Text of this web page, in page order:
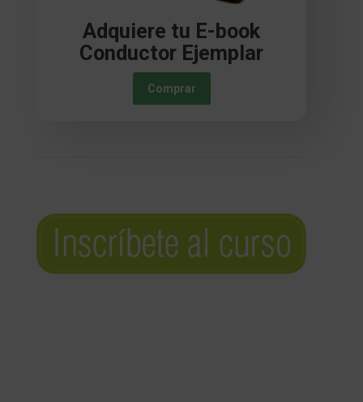
Adquiere tu E-book
Conductor Ejemplar
Comprar